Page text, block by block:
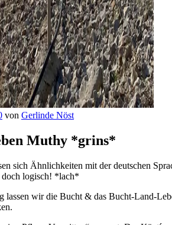
von Gerlinde Nöst
Muthy *grins*
sich Ähnlichkeiten mit der deutschen
doch logisch! *lach*
lassen wir die Bucht & das Bucht-Land-